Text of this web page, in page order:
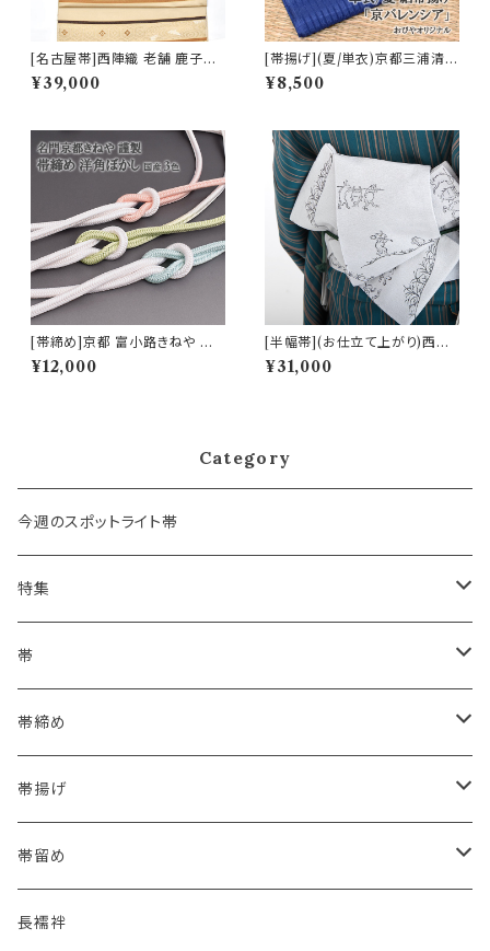
[名古屋帯]西陣織 老舗 鹿子井
山田 謹製 九寸帯 正絹 日本製
(商品番号:22484)
¥39,000
[帯揚げ](夏/単衣)京都三浦清商
店 謹製『京バレンシア』正絹 日
本製(商品番号:17573)
¥8,500
[帯締め]京都 富小路きねや 謹
製 洋角ぼかし 正絹 日本製 (商
品番号:17555)
¥12,000
[半幅帯](お仕立て上がり)西陣
織 老舗 おぐら 謹製 琳派 鳥獣
戯画 正絹 日本製 (商品番号:10
¥31,000
Category
今週のスポットライト帯
特集
浴衣にも！夏の帯揚げ
海のいろ ～sea-green～
格ある夏の名古屋帯（都の絽綴れ）
おとなの浴衣(有松 鳴海絞り)
自宅で洗える！本麻長襦袢
帯
- 博多帯
夏・単衣用(夏帯)
- 西陣織
夏・単衣用(夏帯)
- 紬帯・自然布
- 琉球帯
帯締め
- おびやオリジナル
- 細平唐組 (7mmスリム帯締め)
- 田中節子
帯揚げ
- おびやオリジナル
- 京都 三浦清商店
帯留め
-おびやオリジナル
長襦袢